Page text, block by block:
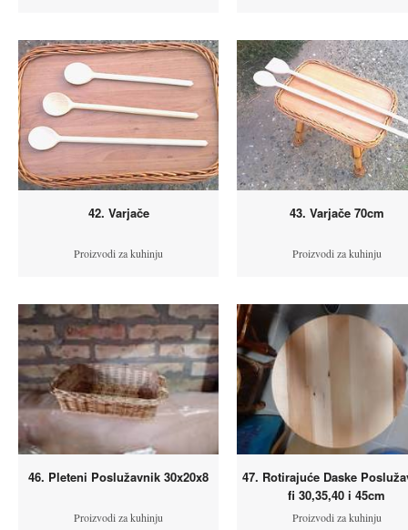
42. Varjače
Proizvodi za kuhinju
43. Varjače 70cm
Proizvodi za kuhinju
46. Pleteni Poslužavnik 30x20x8
Proizvodi za kuhinju
47. Rotirajuće Daske
fi 30,35,40 i 45cm
Proizvodi za kuhinju